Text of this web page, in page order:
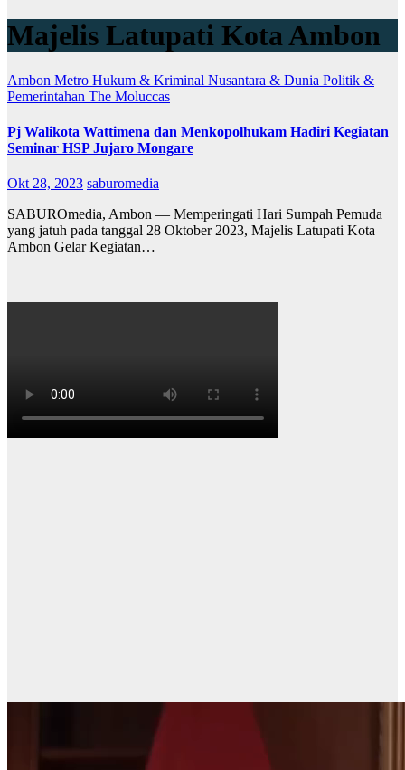
Majelis Latupati Kota Ambon
Ambon Metro Hukum & Kriminal Nusantara & Dunia Politik &
Pemerintahan The Moluccas
Pj Walikota Wattimena dan Menkopolhukam Hadiri Kegiatan
Seminar HSP Jujaro Mongare
Okt 28, 2023 saburomedia
SABUROmedia, Ambon — Memperingati Hari Sumpah Pemuda
yang jatuh pada tanggal 28 Oktober 2023, Majelis Latupati Kota
Ambon Gelar Kegiatan…